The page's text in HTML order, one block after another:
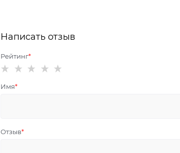
Написать отзыв
Рейтинг
Имя
Отзыв